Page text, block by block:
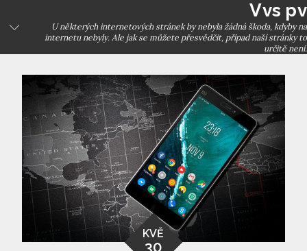
to
Vvs pv
U některých internetových stránek by nebyla žádná škoda, kdyby na
internetu nebyly. Ale jak se můžete přesvědčit, případ naší stránky to
určitě není.
KVĚ
30